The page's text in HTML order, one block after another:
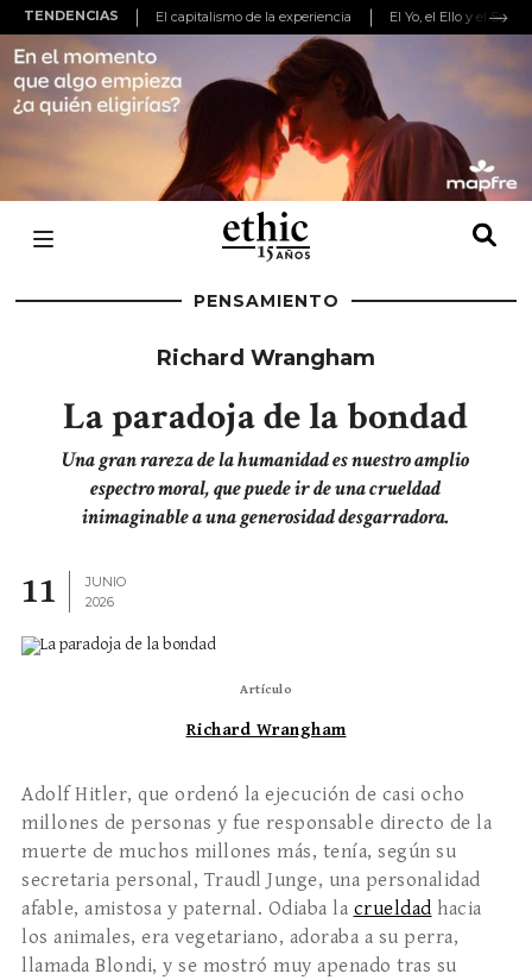
TENDENCIAS El capitalismo de la experiencia El Yo, el Ello y el
PENSAMIENTO
Richard Wrangham
La paradoja de la bondad
Una gran rareza de la humanidad es nuestro amplio
espectro moral, que puede ir de una crueldad
inimaginable a una generosidad desgarradora.
11
JUNIO
2026
Artículo
Richard Wrangham
Adolf Hitler, que ordenó la ejecución de casi ocho
millones de personas y fue responsable directo de la
muerte de muchos millones más, tenía, según su
secretaria personal, Traudl Junge, una personalidad
afable, amistosa y paternal. Odiaba la crueldad hacia
los animales, era vegetariano, adoraba a su perra,
llamada Blondi, y se mostró muy apenado tras su